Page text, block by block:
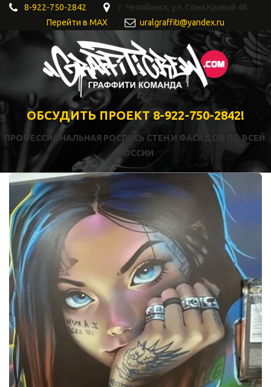
8-922-750-2842 г. Челябинск, ул. Сони Кривой 46
Перейти в MAX
uralgraffiti@yandex.ru
ОБСУДИТЬ ПРОЕКТ 8-922-750-2842!
ПРОФЕССИОНАЛЬНАЯ РОСПИСЬ СТЕН И ФАСАДОВ ПО ВСЕЙ
РОССИИ